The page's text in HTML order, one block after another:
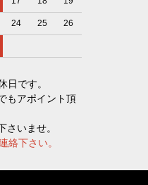
24 25 26
日です。
もアポイント頂
さいませ。
絡下さい。